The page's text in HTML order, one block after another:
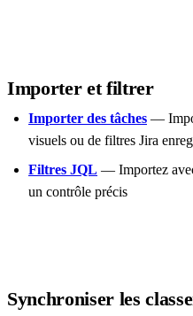
Importer et filtrer
Importer des tâches —
visuels ou de filtres Jira
Filtres JQL — Importez
un contrôle précis
Synchroniser les